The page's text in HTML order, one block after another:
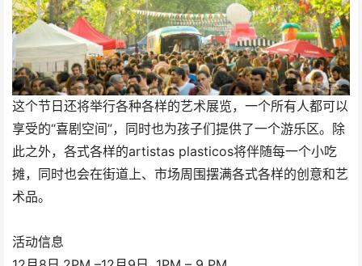
这个节日还将举行各种各样的艺术展览，一个所有人都可以
享受的“喜剧空间”，同时也为孩子们提供了一个游乐区。除
此之外，各式各样的artistas plasticos将伴随每一个小吃
摊，同时也会在街道上、市场周围摆满各式各样的创意和艺
术品。
活动信息